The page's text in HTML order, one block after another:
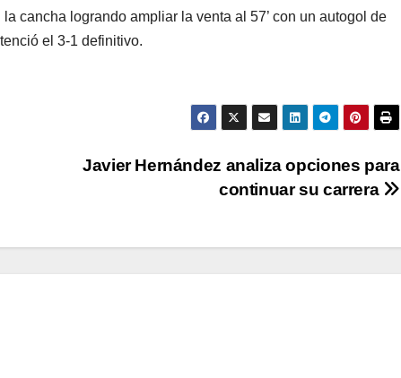
cancha logrando ampliar la venta al 57’ con un autogol de
el 3-1 definitivo.
Javier Hernández analiza opciones para
continuar su carrera